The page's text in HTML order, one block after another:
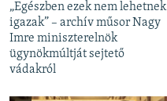
„Egészben ezek nem lehetnek
igazak” – archív műsor Nagy
Imre miniszterelnök
ügynökmúltját sejtető
vádakról